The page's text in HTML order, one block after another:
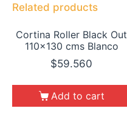
Related products
Cortina Roller Black Out
110×130 cms Blanco
$59.560
Add to cart